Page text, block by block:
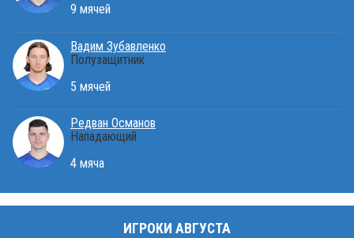
9 мячей
Вадим Зубавленко
Полузащитник
5 мячей
Редван Османов
Нападающий
4 мяча
ИГРОКИ АВГУСТА